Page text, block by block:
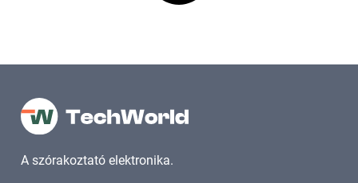
A szórakoztató elektronika.